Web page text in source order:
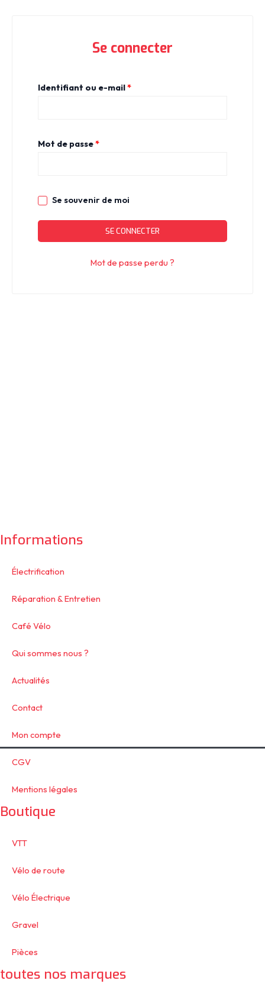
Se connecter
Identifiant ou e-mail*
Mot de passe*
Se souvenir de moi
SE CONNECTER
Mot de passe perdu ?
Informations
Électrification
Réparation & Entretien
Café Vélo
Qui sommes nous ?
Actualités
Contact
Mon compte
CGV
Mentions légales
Boutique
VTT
Vélo de route
Vélo Électrique
Gravel
Pièces
toutes nos marques